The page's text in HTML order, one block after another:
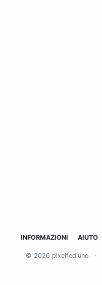
INFORMAZIONI AIUTO
© 2026 pixelfed.uno ·